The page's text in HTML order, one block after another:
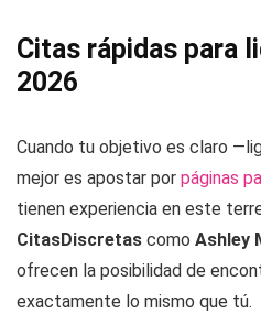
Citas rápidas para
2026
Cuando tu objetivo es claro
mejor es apostar por páginas
tienen experiencia en este
CitasDiscretas como Ashley
ofrecen la posibilidad de
exactamente lo mismo que tú.